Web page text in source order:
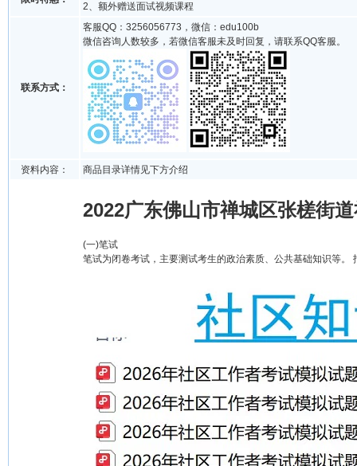
2、额外赠送面试视频课程
联系方式：
客服QQ：3256056773，微信：edu100b
微信咨询人数较多，若微信客服未及时回复，请联系QQ客服。
资料内容： 商品目录详情见下方介绍
2022广东佛山市禅城区张槎街
(一)笔试
笔试为闭卷考试，主要测试考生的政治素质、公共基础知识等